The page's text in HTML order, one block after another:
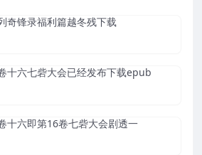
奇锋录福利篇越冬残下载
十六七砦大会已经发布下载epub
十六即第16卷七砦大会剧透一